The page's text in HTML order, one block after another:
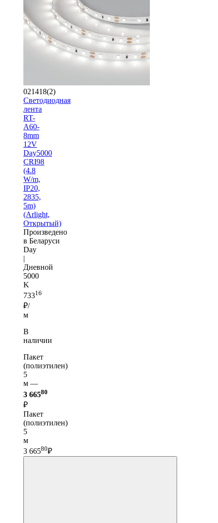
021418(2)
Светодиодная
лента
RT-
A60-
8mm
12V
Day5000
CRI98
(4.8
W/m,
IP20,
2835,
5m)
(Arlight,
Открытый)
Произведено
в Беларуси
Day
|
Дневной
5000
K
73316
₽/
м
В
наличии
Пакет
(полиэтилен)
5
м —
3 66580
₽
Пакет
(полиэтилен)
5
м
3 66580₽